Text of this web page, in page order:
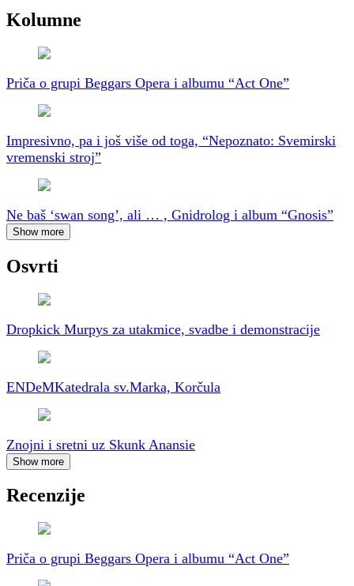
Kolumne
Priča o grupi Beggars Opera i albumu “Act One”
Impresivno, pa i još više od toga, “Nepoznato: Svemirski
vremenski stroj”
Ne baš ‘swan song’, ali … , Gnidrolog i album “Gnosis”
Show more
Osvrti
Dropkick Murpys za utakmice, svadbe i demonstracije
ENDeMKatedrala sv.Marka, Korčula
Znojni i sretni uz Skunk Anansie
Show more
Recenzije
Priča o grupi Beggars Opera i albumu “Act One”